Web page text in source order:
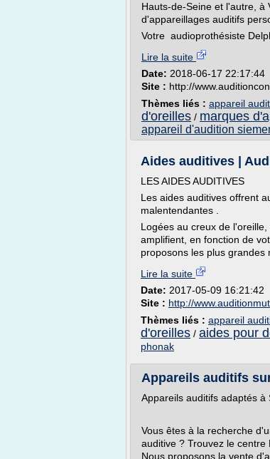
Hauts-de-Seine et l'autre, à
d'appareillages auditifs
Votre audioprothésiste
Lire la suite
Date: 2018-06-17 22:17:44
Site : http://
Thèmes liés : appareil
d'oreilles / marques
appareil d'audition
Aides auditives |
LES AIDES AUDITIVES
Les aides auditives offrent
malentendantes .
Logées au creux de
amplifient, en fonction de
proposons les plus grandes
Lire la suite
Date: 2017-05-09 16:21:42
Site : http://
Thèmes liés : appareil
d'oreilles / aides pour
phonak
Appareils auditifs
Appareils auditifs adaptés à
Vous êtes à la recherche
auditive ? Trouvez le centre
Nous proposons la vente